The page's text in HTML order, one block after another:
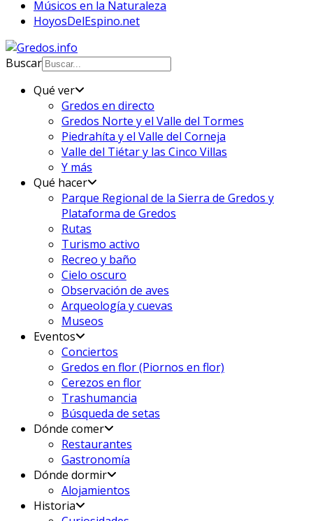
Músicos en la Naturaleza
HoyosDelEspino.net
Buscar
Qué ver
Gredos en directo
Gredos Norte y el Valle del Tormes
Piedrahíta y el Valle del Corneja
Valle del Tiétar y las Cinco Villas
Y más
Qué hacer
Parque Regional de la Sierra de Gredos y
Plataforma de Gredos
Rutas
Turismo activo
Recreo y baño
Cielo oscuro
Observación de aves
Arqueología y cuevas
Museos
Eventos
Conciertos
Gredos en flor (Piornos en flor)
Cerezos en flor
Trashumancia
Búsqueda de setas
Dónde comer
Restaurantes
Gastronomía
Dónde dormir
Alojamientos
Historia